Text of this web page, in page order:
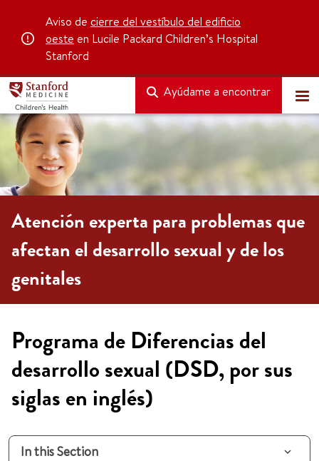
Aviso de cierre del vestíbulo del edificio
oeste en Lucile Packard Children’s Hospital
Stanford
Ayúdame a encontrar
Atención experta para problemas que
afectan el desarrollo sexual y de los
genitales
Programa de Diferencias del
desarrollo sexual (DSD, por sus
siglas en inglés)
In this Section